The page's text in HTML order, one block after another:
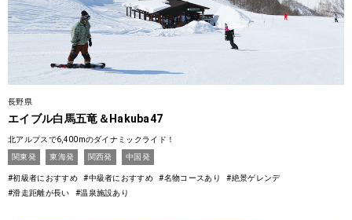
長野県
エイブル白馬五竜＆Hakuba47
北アルプスで6,400mのダイナミックライド！
関東発
東海発 関西発 中国発
#初級者におすすめ #中級者におすすめ #名物コースあり
#絶景ゲレンデ
#滑走距離が長い
#温泉施設あり